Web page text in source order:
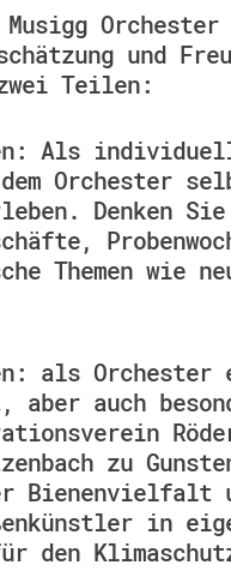
Musigg
und
Teilen:
Als
Orchester
Denken
Themen wie
als Orchester
aber auch
zu
Bienenvielfalt
in
den